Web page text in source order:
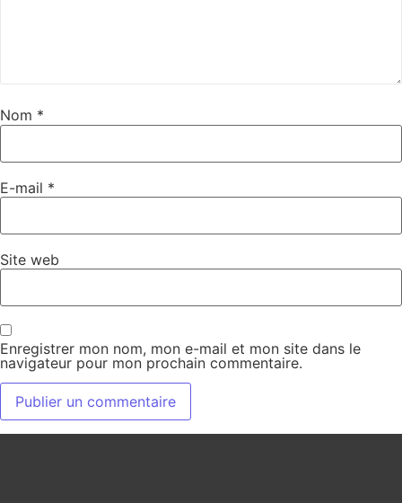
Nom *
E-mail *
Site web
Enregistrer mon nom, mon e-mail et mon site dans le
navigateur pour mon prochain commentaire.